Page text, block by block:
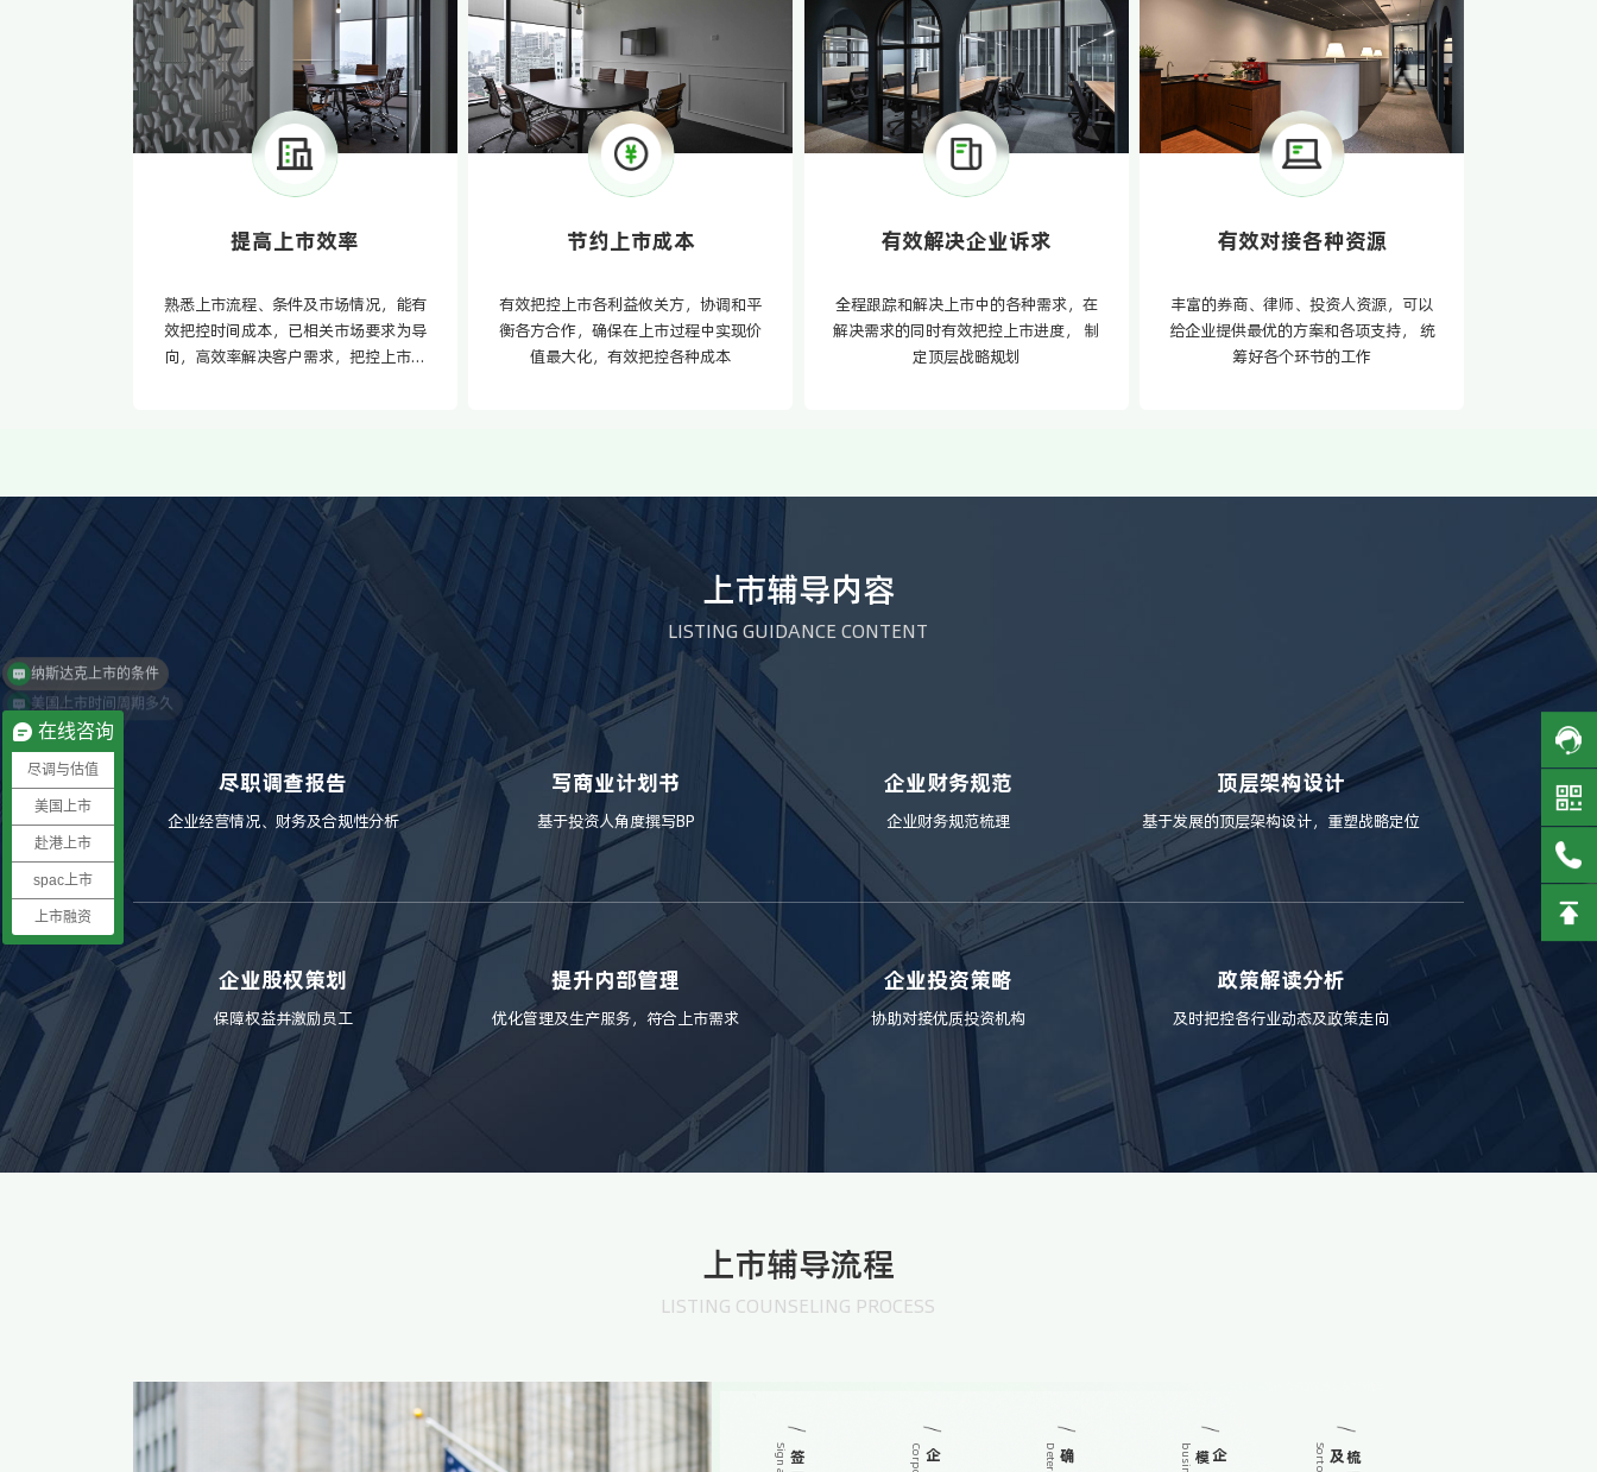
提高上市效率
熟悉上市流程、条件及市场情况，能有
效把控时间成本，已相关市场要求为导
向，高效率解决客户需求，把控上市进
节约上市成本
有效把控上市各利益攸关方，协调和平
衡各方合作，确保在上市过程中实现价
值最大化，有效把控各种成本
有效解决企业诉求
全程跟踪和解决上市中的各种需求，在
解决需求的同时有效把控上市进度， 制
定顶层战略规划
有效对接各种资源
丰富的券商、律师、投资人资源，可以
给企业提供最优的方案和各项支持， 统
筹好各个环节的工作
上市辅导内容
LISTING GUIDANCE CONTENT
尽职调查报告
企业经营情况、财务及合规性分析
写商业计划书
基于投资人角度撰写BP
企业财务规范
企业财务规范梳理
顶层架构设计
基于发展的顶层架构设计，重塑战略定位
企业股权策划
保障权益并激励员工
提升内部管理
优化管理及生产服务，符合上市需求
企业投资策略
协助对接优质投资机构
政策解读分析
及时把控各行业动态及政策走向
上市辅导流程
LISTING COUNSELING PROCESS
在线咨询
尽调与估值
美国上市
赴港上市
spac上市
上市融资
美国上市时间周期多久